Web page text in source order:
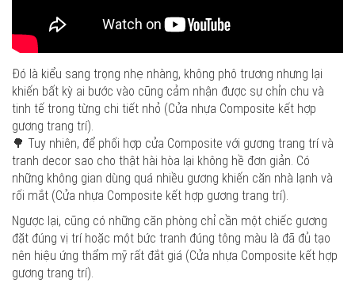
Đó là kiểu sang trọng nhẹ nhàng, không phô trương nhưng lại
khiến bất kỳ ai bước vào cũng cảm nhận được sự chỉn chu và
tinh tế trong từng chi tiết nhỏ (Cửa nhựa Composite kết hợp
gương trang trí).
🌳 Tuy nhiên, để phối hợp cửa Composite với gương trang trí và
tranh decor sao cho thật hài hòa lại không hề đơn giản. Có
những không gian dùng quá nhiều gương khiến căn nhà lạnh và
rối mắt (Cửa nhựa Composite kết hợp gương trang trí).
Ngược lại, cũng có những căn phòng chỉ cần một chiếc gương
đặt đúng vị trí hoặc một bức tranh đúng tông màu là đã đủ tạo
nên hiệu ứng thẩm mỹ rất đắt giá (Cửa nhựa Composite kết hợp
gương trang trí).